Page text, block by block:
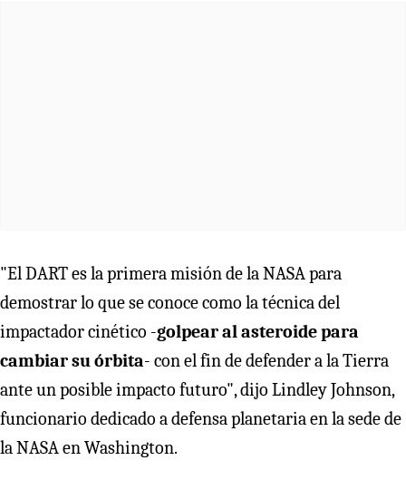
"El DART es la primera misión de la NASA para
demostrar lo que se conoce como la técnica del
impactador cinético -golpearal asteroide para
cambiar su órbita- con el fin de defender a la Tierra
ante un posible impacto futuro", dijo Lindley Johnson,
funcionario dedicado a defensa planetaria en la sede de
la NASA en Washington.